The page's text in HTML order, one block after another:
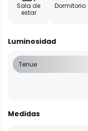
Sala de
estar
Dormitorio
Luminosidad
Tenue
Medidas